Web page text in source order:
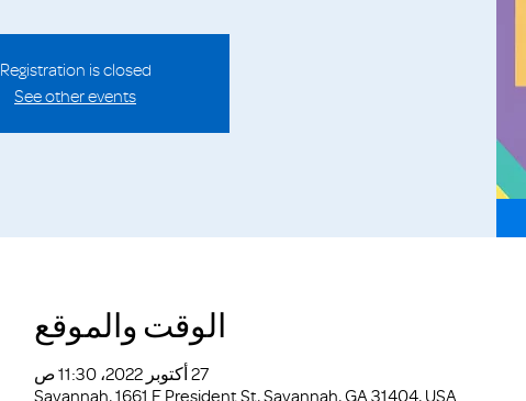
Registration is closed
See other events
الوقت والموقع
27 أكتوبر 2022، 11:30 ص
Savannah, 1661 E President St, Savannah, GA 31404, USA